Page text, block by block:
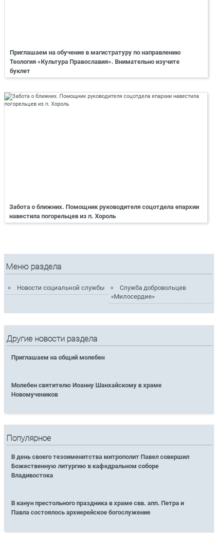
Приглашаем на обучение в магистратуру по направлению
Теология «Культура Православия». Внимательно изучите
буклет
Забота о ближних. Помощник руководителя соцотдела епархии
навестила погорельцев из п. Хороль
Меню раздела
Новости социальной службы
Служба добровольцев
«Милосердие»
Другие новости раздела
Приглашаем на общий молебен
Молебен святителю Иоанну Шанхайскому в храме
Новомучеников
Популярное
В день своего тезоименитства митрополит Павел совершил
Божественную литургию в кафедральном соборе
Владивостока
В канун престольного праздника в храме свв. апп. Петра и
Павла состоялось архиерейское богослужение